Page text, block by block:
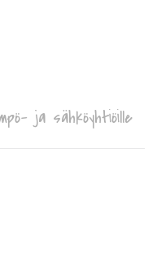
ja sähköyhtiöille